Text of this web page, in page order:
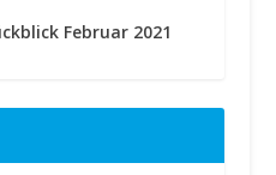
Februar 2021